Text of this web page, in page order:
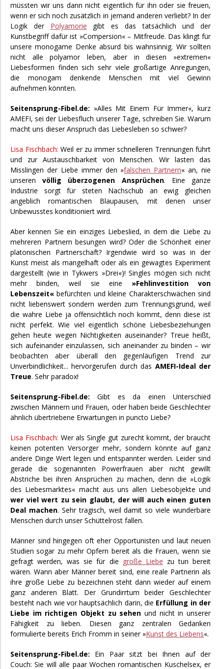
müssten wir uns dann nicht eigentlich für ihn oder sie freuen,
wenn er sich noch zusätzlich in jemand anderen verliebt? In der
Logik der Polyamorie gibt es das tatsächlich und der
Kunstbegriff dafür ist »Compersion« – Mitfreude. Das klingt für
unsere monogame Denke absurd bis wahnsinnig. Wir sollten
nicht alle polyamor leben, aber in diesen »extremen«
Liebesformen finden sich sehr viele großartige Anregungen,
die monogam denkende Menschen mit viel Gewinn
aufnehmen könnten.
Seitensprung-Fibel.de: »Alles Mit Einem Für Immer«, kurz
AMEFI, sei der Liebesfluch unserer Tage, schreiben Sie. Warum
macht uns dieser Anspruch das Liebesleben so schwer?
Lisa Fischbach: Weil er zu immer schnelleren Trennungen führt
und zur Austauschbarkeit von Menschen. Wir lasten das
Misslingen der Liebe immer den »falschen Partnern« an, nie
unseren völlig überzogenen Ansprüchen. Eine ganze
Industrie sorgt für steten Nachschub an ewig gleichen
angeblich romantischen Blaupausen, mit denen unser
Unbewusstes konditioniert wird.
Aber kennen Sie ein einziges Liebeslied, in dem die Liebe zu
mehreren Partnern besungen wird? Oder die Schönheit einer
platonischen Partnerschaft? Irgendwie wird so was in der
Kunst meist als mangelhaft oder als ein gewagtes Experiment
dargestellt (wie in Tykwers »Drei«)! Singles mögen sich nicht
mehr binden, weil sie eine »Fehlinvestition von
Lebenszeit« befürchten und kleine Charakterschwächen sind
nicht liebenswert sondern werden zum Trennungsgrund, weil
die wahre Liebe ja offensichtlich noch kommt, denn diese ist
nicht perfekt. Wie viel eigentlich schöne Liebesbeziehungen
gehen heute wegen Nichtigkeiten auseinander? Treue heißt,
sich aufeinander einzulassen, sich aneinander zu binden – wir
beobachten aber überall den gegenläufigen Trend zur
Unverbindlichkeit... hervorgerufen durch das AMEFI-Ideal der
Treue. Sehr paradox!
Seitensprung-Fibel.de:Gibt es da einen Unterschied
zwischen Männern und Frauen, oder haben beide Geschlechter
ähnlich übertriebene Erwartungen in puncto Liebe?
Lisa Fischbach: Wer als Single gut zurecht kommt, der braucht
keinen potenten Versorger mehr, sondern könnte auf ganz
andere Dinge Wert legen und entspannter werden. Leider sind
gerade die sogenannten Powerfrauen aber nicht gewillt
Abstriche bei ihren Ansprüchen zu machen, denn die »Logik
des Liebesmarktes« macht aus uns allen Liebesobjekte und
wer viel wert zu sein glaubt, der will auch einen guten
Deal machen. Sehr tragisch, weil damit so viele wunderbare
Menschen durch unser Schüttelrost fallen.
Männer sind hingegen oft eher Opportunisten und laut neuen
Studien sogar zu mehr Opfern bereit als die Frauen, wenn sie
gefragt werden, was sie für die große Liebe zu tun bereit
wären. Wann aber Männer bereit sind, eine reale Partnerin als
ihre große Liebe zu bezeichnen steht dann wieder auf einem
ganz anderen Blatt. Der Grundirrtum beider Geschlechter
besteht nach wie vor hauptsächlich darin, die Erfüllung in der
Liebe im richtigen Objekt zu sehen und nicht in unserer
Fähigkeit zu lieben. Diesen ganz zentralen Gedanken
formulierte bereits Erich Fromm in seiner »Kunst des Liebens«.
Seitensprung-Fibel.de: Ein Paar sitzt bei Ihnen auf der
Couch: Sie will alle paar Wochen romantischen Kuschelsex, er